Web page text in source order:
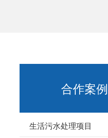
合作案例
生活污水处理项目